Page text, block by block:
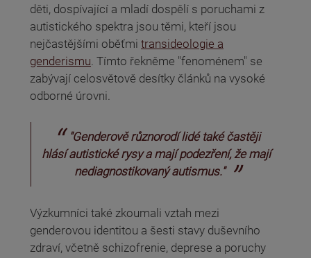
děti, dospívající a mladí dospělí s poruchami z
autistického spektra jsou těmi, kteří jsou
nejčastějšími oběťmi transideologie a
genderismu. Tímto řekněme "fenoménem" se
zabývají celosvětově desítky článků na vysoké
odborné úrovni.
"Genderově různorodí lidé také častěji
hlásí autistické rysy a mají podezření, že mají
nediagnostikovaný autismus."
Výzkumníci také zkoumali vztah mezi
genderovou identitou a šesti stavy duševního
zdraví, včetně schizofrenie, deprese a poruchy